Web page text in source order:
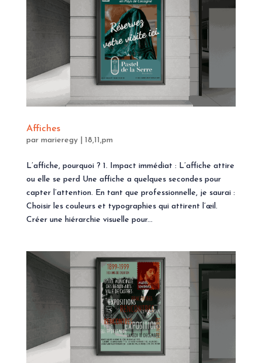
Affiches
par marieregy| 18,11,pm
L’affiche, pourquoi ? 1. Impact immédiat : L’affiche attire
ou elle se perd Une affiche a quelques secondes pour
capter l’attention. En tant que professionnelle, je saurai :
Choisir les couleurs et typographies qui attirent l’œil.
Créer une hiérarchie visuelle pour...